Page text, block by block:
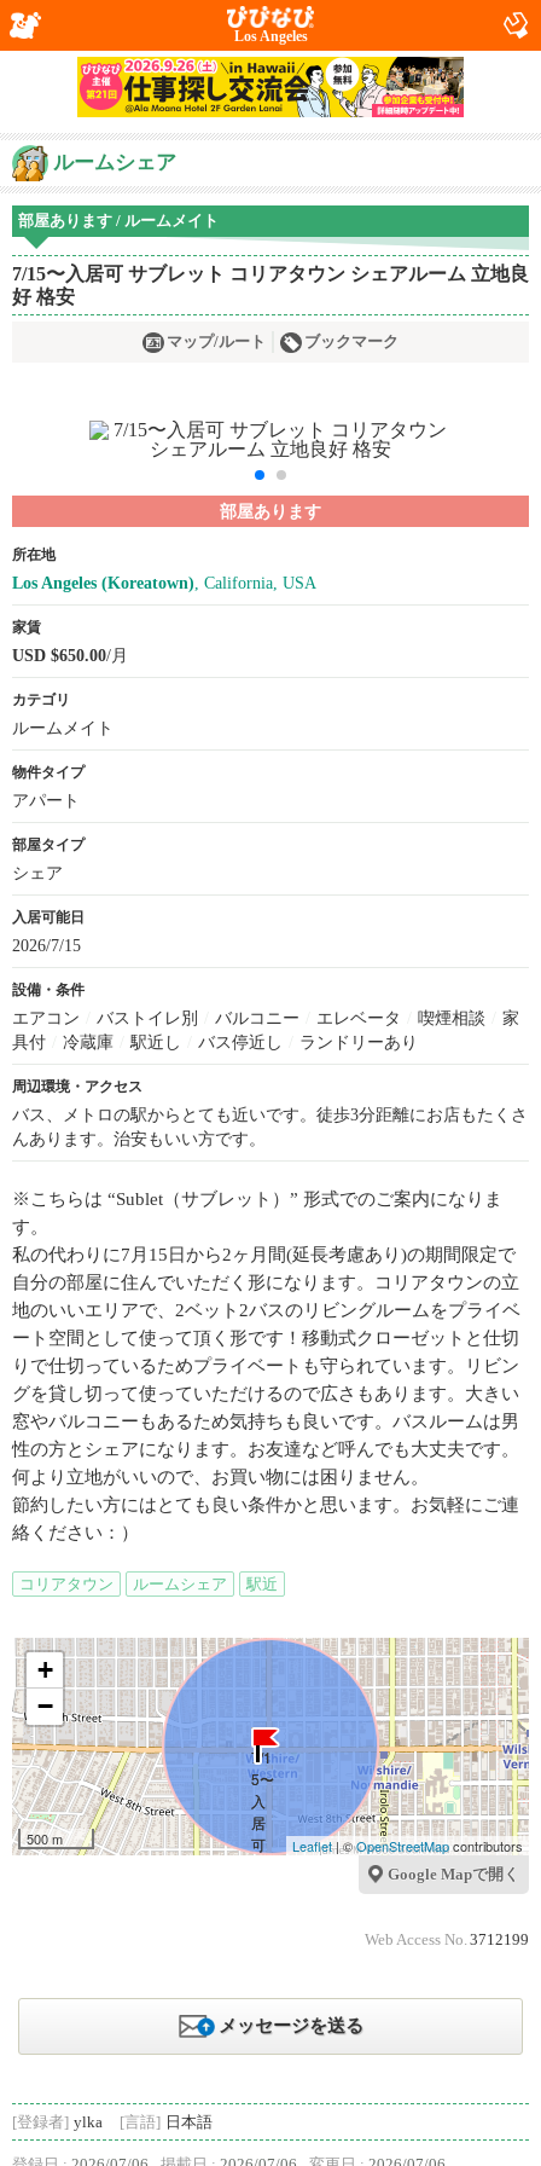
Los Angeles
ルームシェア
部屋あります / ルームメイト
7/15〜入居可 サブレット コリアタウン シェアルーム 立地良
好 格安
マップ/ルート ブックマーク
部屋あります
所在地
Los Angeles (Koreatown) , California, USA
家賃
USD $650.00/月
カテゴリ
ルームメイト
物件タイプ
アパート
部屋タイプ
シェア
入居可能日
2026/7/15
設備・条件
エアコン バストイレ別 バルコニー エレベータ 喫煙相談
家
具付
冷蔵庫 駅近し バス停近し ランドリーあり
周辺環境・アクセス
バス、メトロの駅からとても近いです。徒歩3分距離にお店もたくさ
んあります。治安もいい方です。
※こちらは “Sublet（サブレット）” 形式でのご案内になりま
す。
私の代わりに7月15日から2ヶ月間(延長考慮あり)の期間限定で
自分の部屋に住んでいただく形になります。コリアタウンの立
地のいいエリアで、2ベット2バスのリビングルームをプライベ
ート空間として使って頂く形です！移動式クローゼットと仕切
りで仕切っているためプライベートも守られています。リビン
グを貸し切って使っていただけるので広さもあります。大きい
窓やバルコニーもあるため気持ちも良いです。バスルームは男
性の方とシェアになります。お友達など呼んでも大丈夫です。
何より立地がいいので、お買い物には困りません。
節約したい方にはとても良い条件かと思います。お気軽にご連
絡ください：）
コリアタウン ルームシェア 駅近
+
−
500 m Leaflet| ©OpenStreetMapcontributors
Google Mapで開く
Web Access No. 3712199
メッセージを送る
[登録者] ylka [言語] 日本語